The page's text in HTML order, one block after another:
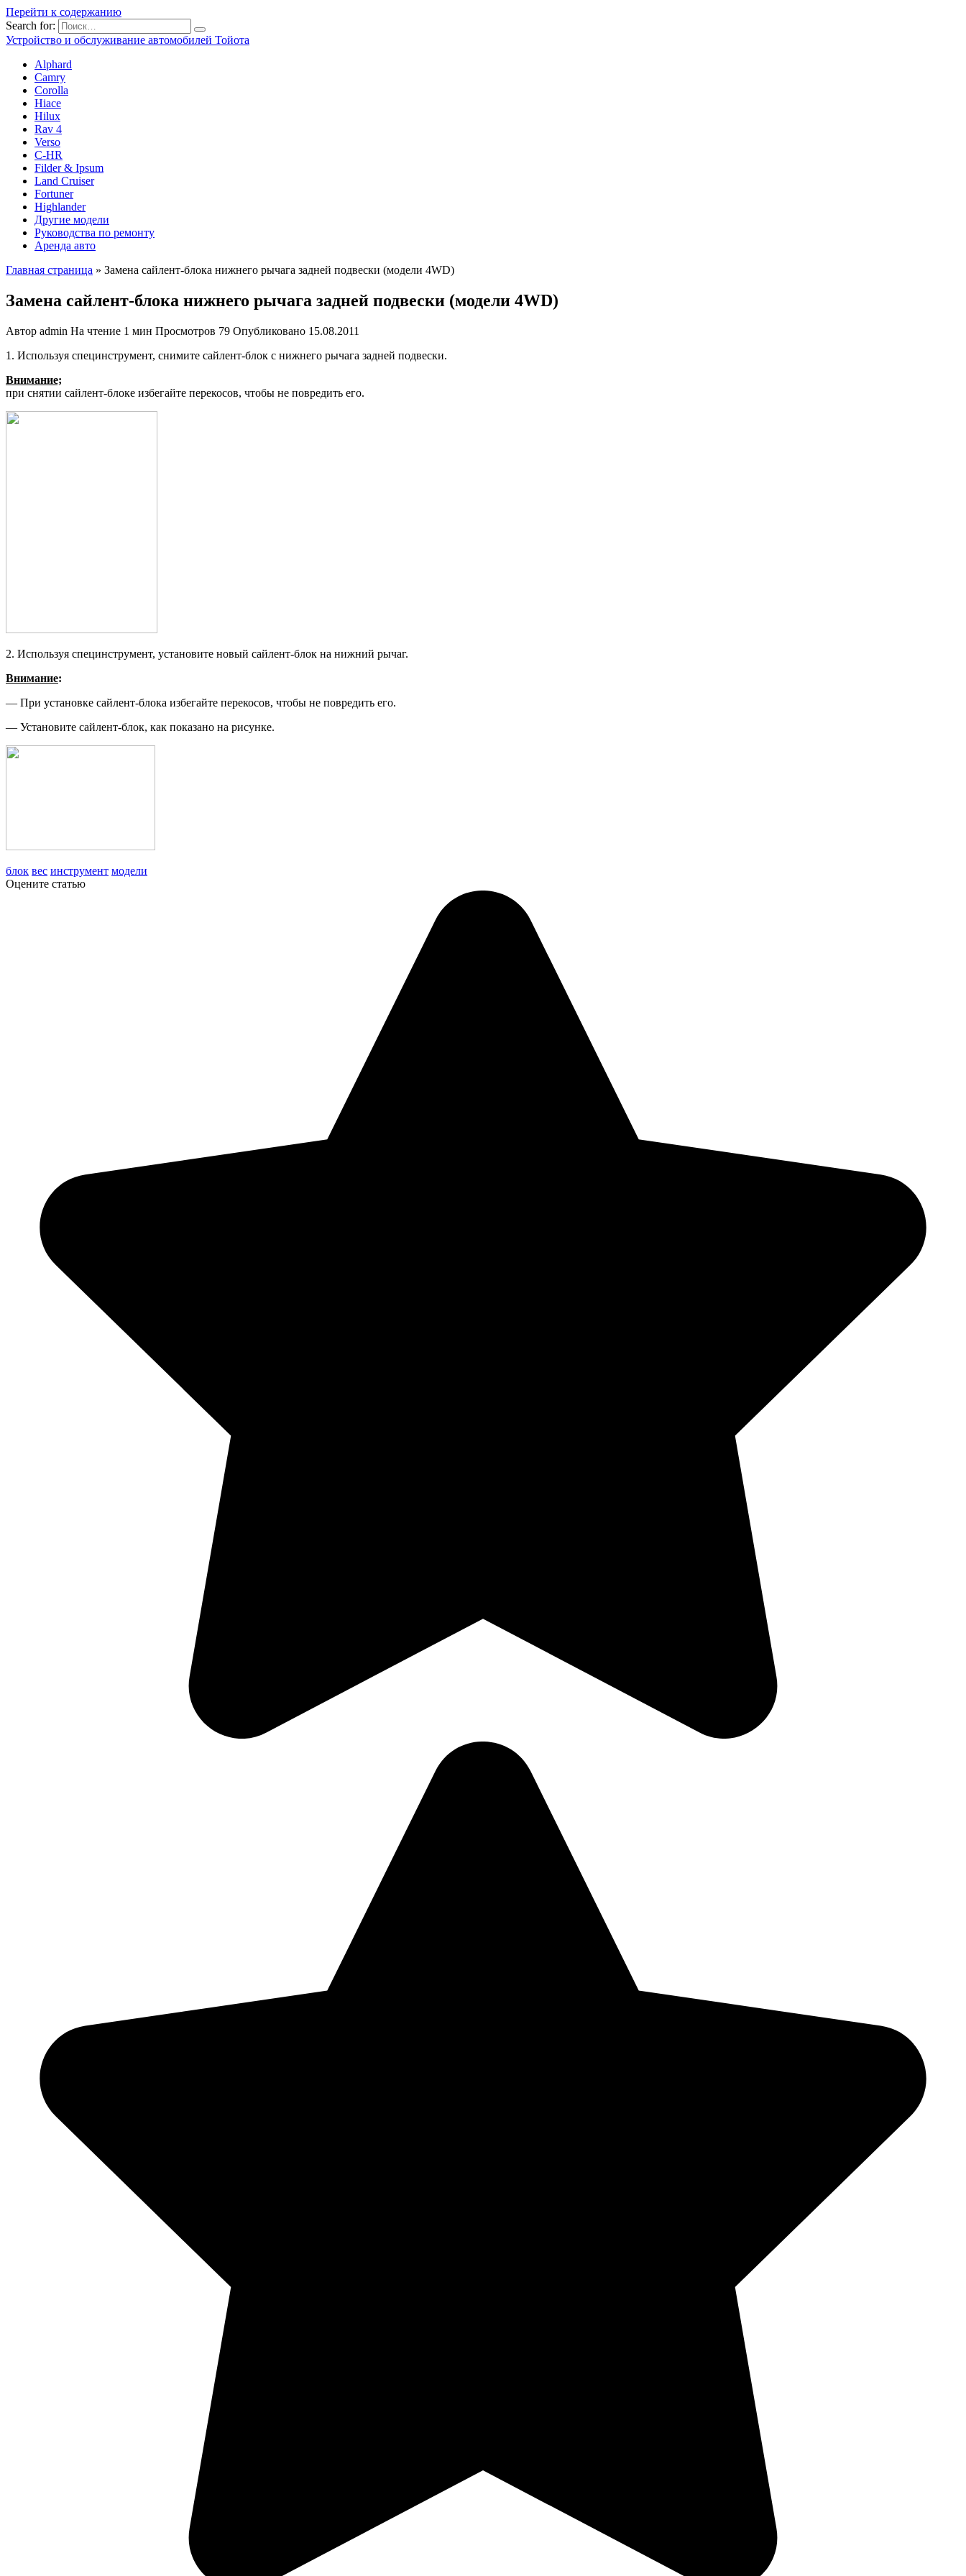
Перейти к содержанию
Search for:
Устройство и обслуживание автомобилей Тойота
Alphard
Camry
Corolla
Hiace
Hilux
Rav 4
Verso
C-HR
Filder & Ipsum
Land Cruiser
Fortuner
Highlander
Другие модели
Руководства по ремонту
Аренда авто
Главная страница » Замена сайлент-блока нижнего рычага задней подвески (модели 4WD)
Замена сайлент-блока нижнего рычага задней подвески (модели 4WD)
Автор admin На чтение 1 мин Просмотров 79 Опубликовано 15.08.2011
1. Используя специнструмент, снимите сайлент-блок с нижнего рычага задней подвески.
Внимание;
при снятии сайлент-блоке избегайте перекосов, чтобы не по­вредить его.
2. Используя специнструмент, устано­вите новый сайлент-блок на нижний рычаг.
Внимание:
— При установке сайлент-блока из­бегайте перекосов, чтобы не по­вредить его.
— Установите сайлент-блок, как показано на рисунке.
блок вес инструмент модели
Оцените статью